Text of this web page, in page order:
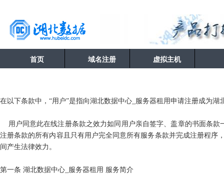
首页 域名注册 虚拟主机
在以下条款中， “用户”是指向湖北数据中心_服务器租用申请注册成为湖
用户同意此在线注册条款之效力如同用户亲自签字、盖章的书面条款
注册条款的所有内容且只有用户完全同意所有服务条款并完成注册程序
间产生法律效力。
第一条 湖北数据中心_服务器租用 服务简介